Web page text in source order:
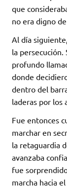
que
no era digno de
Al día
la persecución.
profundo
donde
dentro del
laderas por los
Fue entonces
marchar en
la retaguardia
avanzaba
fue
marcha hacia